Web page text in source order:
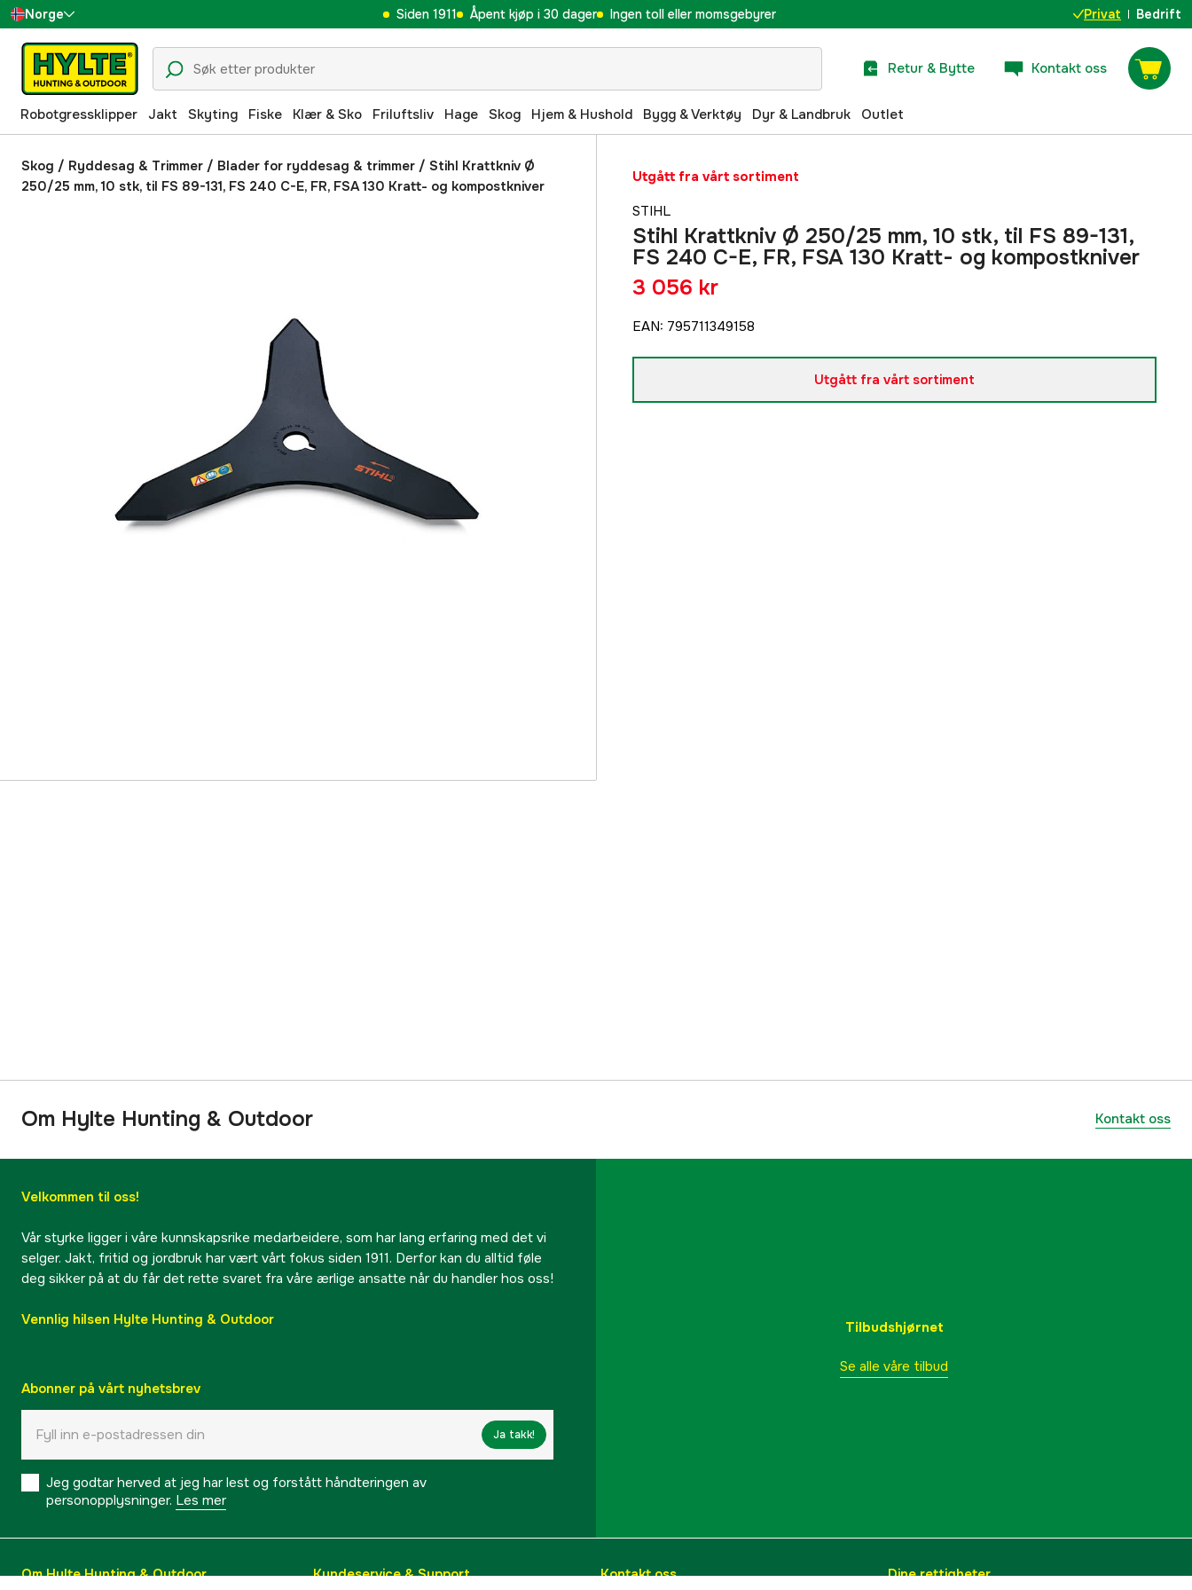
Norge
Sverige
Danmark
Suomi
Deutschland
Siden 1911 Åpent kjøp i 30 dager Ingen toll eller momsgebyrer Privat Bedrift
Retur & Bytte Kontakt oss
Robotgressklipper Jakt Skyting Fiske Klær & Sko Friluftsliv Hage Skog Hjem & Hushold Bygg & Verktøy Dyr & Landbruk Outlet
Skog / Ryddesag & Trimmer / Blader for ryddesag & trimmer / Stihl Krattkniv Ø
250/25 mm, 10 stk, til FS 89-131, FS 240 C-E, FR, FSA 130 Kratt- og kompostkniver
Utgått fra vårt sortiment
STIHL
Stihl Krattkniv Ø 250/25 mm, 10 stk, til FS 89-131,
FS 240 C-E, FR, FSA 130 Kratt- og kompostkniver
3 056 kr
EAN: 795711349158
Utgått fra vårt sortiment
Om Hylte Hunting & Outdoor Kontakt oss
Velkommen til oss!
Vår styrke ligger i våre kunnskapsrike medarbeidere, som har lang erfaring med det vi
selger. Jakt, fritid og jordbruk har vært vårt fokus siden 1911. Derfor kan du alltid føle
deg sikker på at du får det rette svaret fra våre ærlige ansatte når du handler hos oss!
Vennlig hilsen Hylte Hunting & Outdoor
Abonner på vårt nyhetsbrev
Ja takk!
Jeg godtar herved at jeg har lest og forstått håndteringen av
personopplysninger. Les mer
Tilbudshjørnet
Se alle våre tilbud
Om Hylte Hunting & Outdoor Kundeservice & Support Kontakt oss Dine rettigheter